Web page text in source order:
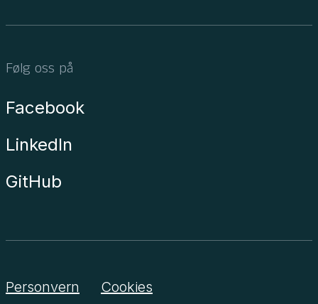
Følg oss på
Facebook
LinkedIn
GitHub
Personvern Cookies